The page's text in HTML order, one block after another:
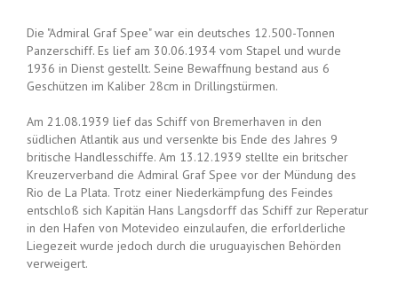
Die "Admiral Graf Spee" war ein deutsches 12.500-Tonnen
Panzerschiff. Es lief am 30.06.1934 vom Stapel und wurde
1936 in Dienst gestellt. Seine Bewaffnung bestand aus 6
Geschützen im Kaliber 28cm in Drillingstürmen.
Am 21.08.1939 lief das Schiff von Bremerhaven in den
südlichen Atlantik aus und versenkte bis Ende des Jahres 9
britische Handlesschiffe. Am 13.12.1939 stellte ein britscher
Kreuzerverband die Admiral Graf Spee vor der Mündung des
Rio de La Plata. Trotz einer Niederkämpfung des Feindes
entschloß sich Kapitän Hans Langsdorff das Schiff zur Reperatur
in den Hafen von Motevideo einzulaufen, die erforlderliche
Liegezeit wurde jedoch durch die uruguayischen Behörden
verweigert.